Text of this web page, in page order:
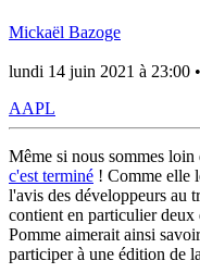
Mickaël Bazoge
lundi 14 juin 2021 à 23:00 •
AAPL
Même si nous sommes
c'est terminé ! Comme elle
l'avis des développeurs au
contient en particulier deux
Pomme aimerait ainsi
participer à une édition de